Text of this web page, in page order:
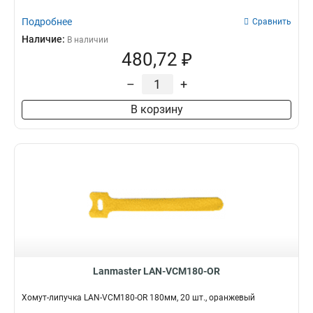
Подробнее Сравнить
Наличие: В наличии
480,72 ₽
– +
В корзину
Lanmaster LAN-VCM180-OR
Хомут-липучка LAN-VCM180-OR 180мм, 20 шт., оранжевый